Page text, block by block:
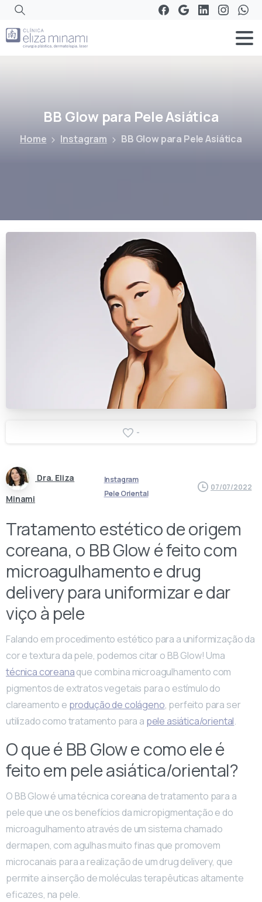
BB Glow para PeleAsiática
Home Instagram BB Glow para Pele Asiática
-
Dra. Eliza
Minami
Instagram
Pele Oriental
07/07/2022
Tratamento estético de origem
coreana, o BB Glow é feito com
microagulhamento e drug
delivery para uniformizar e dar
viço à pele
Falando em procedimento estético para a uniformização da
cor e textura da pele, podemos citar o BB Glow! Uma
técnica coreanaque combina microagulhamento com
pigmentos de extratos vegetais para o estímulo do
clareamento e produção de colágeno, perfeito para ser
utilizado como tratamento para a pele asiática/oriental.
O que é BB Glow e como ele é
feito em pele asiática/oriental?
O BB Glow é uma técnica coreana de tratamento para a
pele que une os benefícios da micropigmentação e do
microagulhamento através de um sistema chamado
dermapen, com agulhas muito finas que promovem
microcanais para a realização de um drug delivery, que
permite a inserção de moléculas terapêuticas altamente
eficazes, na pele.